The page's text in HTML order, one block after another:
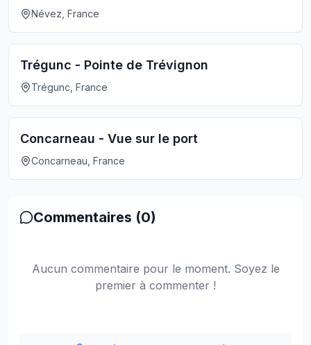
Névez, France
Trégunc - Pointe de Trévignon
Trégunc, France
Concarneau - Vue sur le port
Concarneau, France
Commentaires (0)
Aucun commentaire pour le moment. Soyez le
premier à commenter !